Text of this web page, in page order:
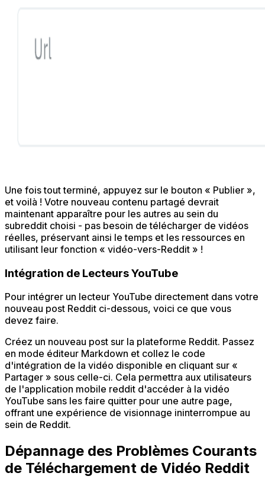
Une fois tout terminé, appuyez sur le bouton « Publier »,
et voilà ! Votre nouveau contenu partagé devrait
maintenant apparaître pour les autres au sein du
subreddit choisi - pas besoin de télécharger de vidéos
réelles, préservant ainsi le temps et les ressources en
utilisant leur fonction « vidéo-vers-Reddit » !
Intégration de Lecteurs YouTube
Pour intégrer un lecteur YouTube directement dans votre
nouveau post Reddit ci-dessous, voici ce que vous
devez faire.
Créez un nouveau post sur la plateforme Reddit. Passez
en mode éditeur Markdown et collez le code
d'intégration de la vidéo disponible en cliquant sur «
Partager » sous celle-ci. Cela permettra aux utilisateurs
de l'application mobile reddit d'accéder à la vidéo
YouTube sans les faire quitter pour une autre page,
offrant une expérience de visionnage ininterrompue au
sein de Reddit.
Dépannage des Problèmes Courants
de Téléchargement de Vidéo Reddit